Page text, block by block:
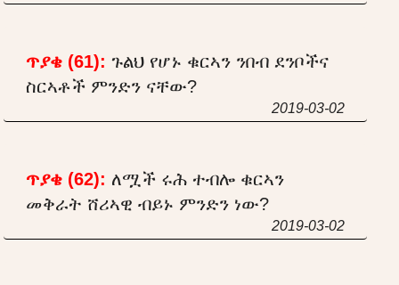
ጥያቄ (61): ጉልህ የሆኑ ቁርኣን ንበብ ደንቦችና
ስርኣቶች ምንድን ናቸው?
2019-03-02
ጥያቄ (62): ለሟች ሩሕ ተብሎ ቁርኣን
መቅራት ሸሪኣዊ ብይኑ ምንድን ነው?
2019-03-02